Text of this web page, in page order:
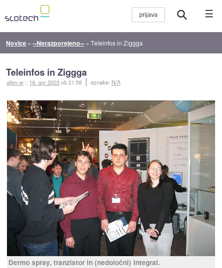
☰
Novice »--Nerazporejeno-- »Teleinfos in Ziggga
Teleinfos in Ziggga
alien-w :: 16. apr 2003ob 21:58 oznake: N/A
Dermo spray, tranzistor in (nedoločni) integral.